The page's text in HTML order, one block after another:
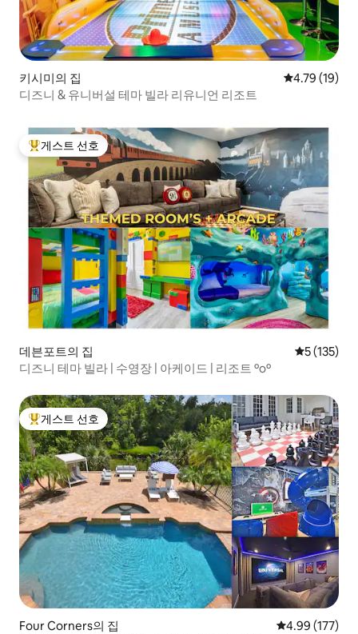
키시미의 집 평점 4.79점
4.79 (19)
디즈니 & 유니버설 테마 빌라 리유니언 리조트
상위 게스트 선호
게스트 선호
데븐포트의 집 평점 5점(5
5 (135)
디즈니 테마 빌라 | 수영장 | 아케이드 | 리조트 ºoº
상위 게스트 선호
게스트 선호
Four Corners의 집 평점 4.99점(5
4.99 (177)